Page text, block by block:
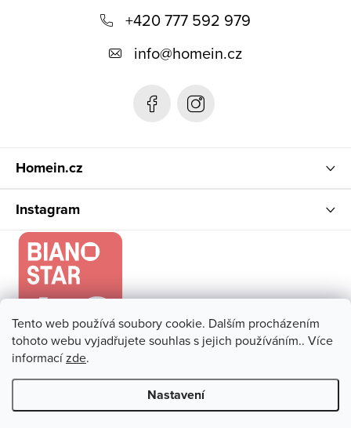
Tento web používá soubory cookie. Dalším procházením
tohoto webu vyjadřujete souhlas s jejich používáním.. Více
informacízde.
Nastavení
+420 777 592 979
info@homein.cz
Homein.cz
Instagram
Copyright 2026Homein.cz. Všechna práva vyhrazena.Upravit